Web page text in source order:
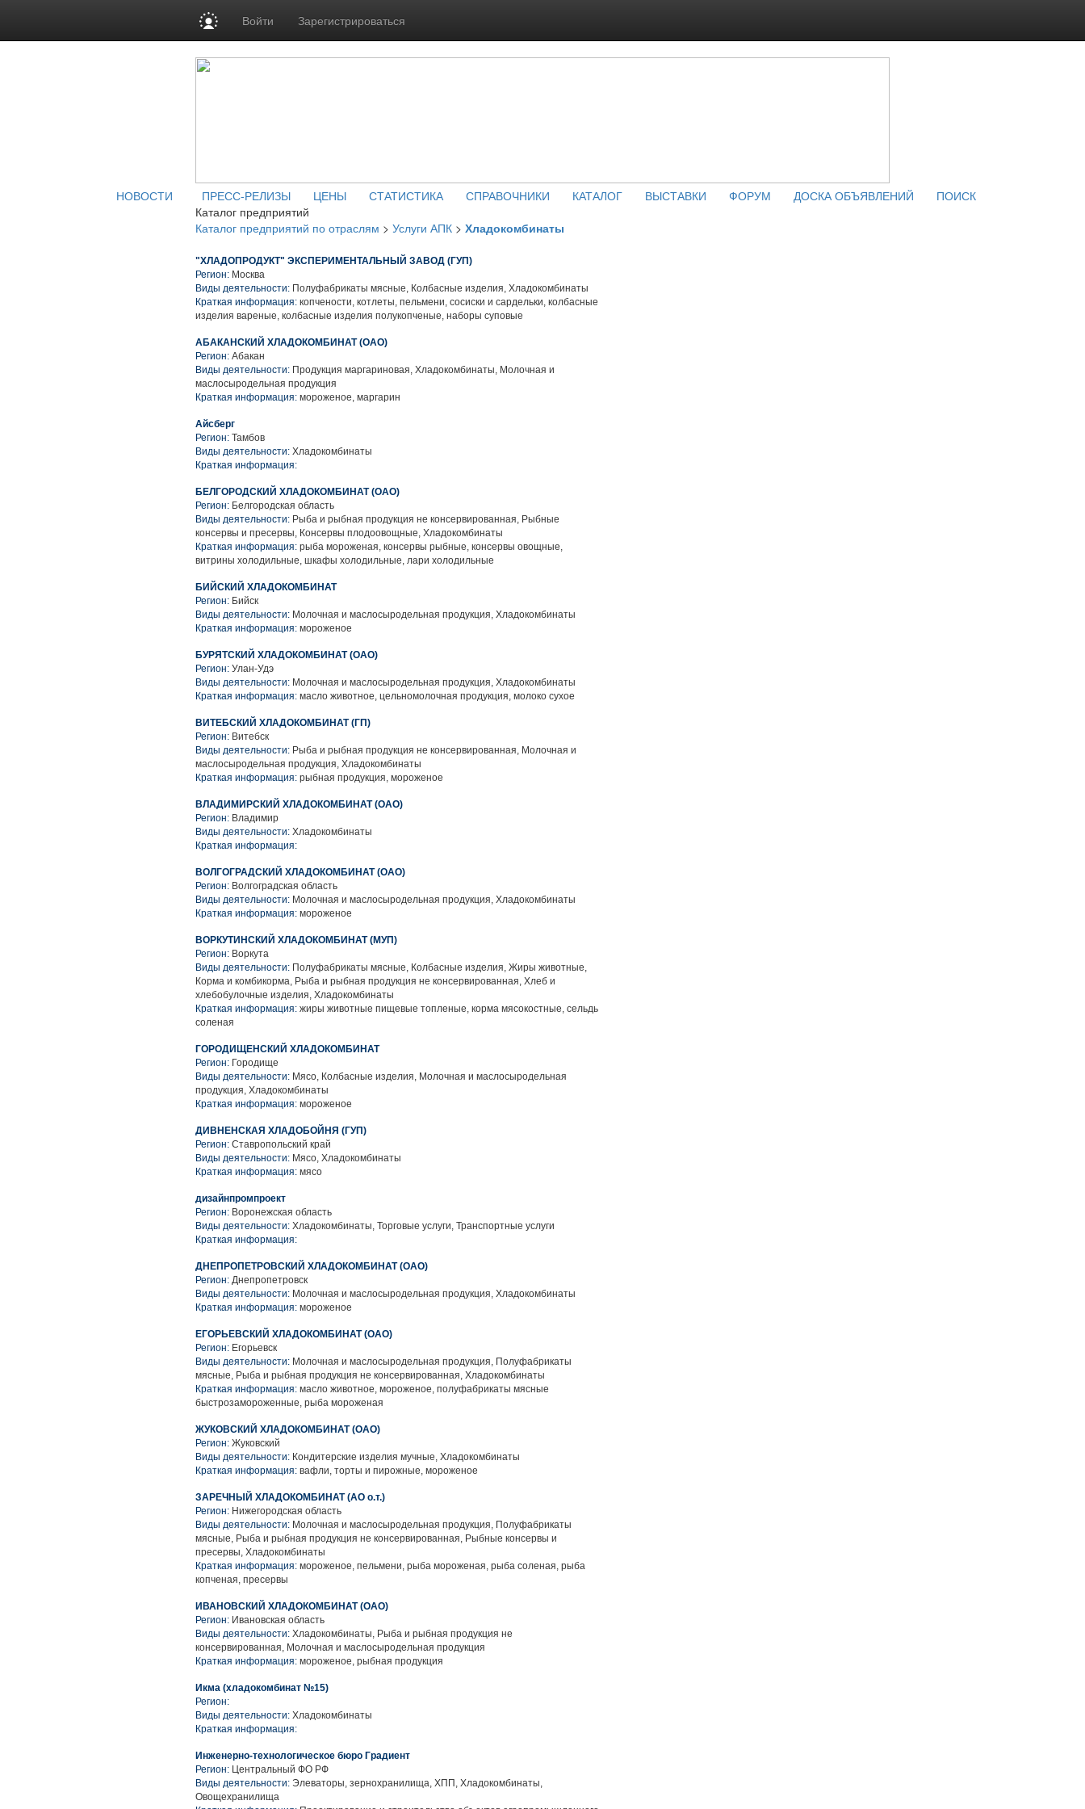
Войти Зарегистрироваться
НОВОСТИ ПРЕСС-РЕЛИЗЫ ЦЕНЫ СТАТИСТИКА СПРАВОЧНИКИ КАТАЛОГ ВЫСТАВКИ ФОРУМ ДОСКА ОБЪЯВЛЕНИЙ
ПОИСК
Каталог предприятий
Каталог предприятий по отраслям > Услуги АПК > Хладокомбинаты
"ХЛАДОПРОДУКТ" ЭКСПЕРИМЕНТАЛЬНЫЙ ЗАВОД (ГУП)
Регион: Москва
Виды деятельности: Полуфабрикаты мясные, Колбасные изделия, Хладокомбинаты
Краткая информация: копчености, котлеты, пельмени, сосиски и сардельки, колбасные
изделия вареные, колбасные изделия полукопченые, наборы суповые
АБАКАНСКИЙ ХЛАДОКОМБИНАТ (ОАО)
Регион: Абакан
Виды деятельности: Продукция маргариновая, Хладокомбинаты, Молочная и
маслосыродельная продукция
Краткая информация: мороженое, маргарин
Айсберг
Регион: Тамбов
Виды деятельности: Хладокомбинаты
Краткая информация:
БЕЛГОРОДСКИЙ ХЛАДОКОМБИНАТ (ОАО)
Регион: Белгородская область
Виды деятельности: Рыба и рыбная продукция не консервированная, Рыбные
консервы и пресервы, Консервы плодоовощные, Хладокомбинаты
Краткая информация: рыба мороженая, консервы рыбные, консервы овощные,
витрины холодильные, шкафы холодильные, лари холодильные
БИЙСКИЙ ХЛАДОКОМБИНАТ
Регион: Бийск
Виды деятельности: Молочная и маслосыродельная продукция, Хладокомбинаты
Краткая информация: мороженое
БУРЯТСКИЙ ХЛАДОКОМБИНАТ (ОАО)
Регион: Улан-Удэ
Виды деятельности: Молочная и маслосыродельная продукция, Хладокомбинаты
Краткая информация: масло животное, цельномолочная продукция, молоко сухое
ВИТЕБСКИЙ ХЛАДОКОМБИНАТ (ГП)
Регион: Витебск
Виды деятельности: Рыба и рыбная продукция не консервированная, Молочная и
маслосыродельная продукция, Хладокомбинаты
Краткая информация: рыбная продукция, мороженое
ВЛАДИМИРСКИЙ ХЛАДОКОМБИНАТ (ОАО)
Регион: Владимир
Виды деятельности: Хладокомбинаты
Краткая информация:
ВОЛГОГРАДСКИЙ ХЛАДОКОМБИНАТ (ОАО)
Регион: Волгоградская область
Виды деятельности: Молочная и маслосыродельная продукция, Хладокомбинаты
Краткая информация: мороженое
ВОРКУТИНСКИЙ ХЛАДОКОМБИНАТ (МУП)
Регион: Воркута
Виды деятельности: Полуфабрикаты мясные, Колбасные изделия, Жиры животные,
Корма и комбикорма, Рыба и рыбная продукция не консервированная, Хлеб и
хлебобулочные изделия, Хладокомбинаты
Краткая информация: жиры животные пищевые топленые, корма мясокостные, сельдь
соленая
ГОРОДИЩЕНСКИЙ ХЛАДОКОМБИНАТ
Регион: Городище
Виды деятельности: Мясо, Колбасные изделия, Молочная и маслосыродельная
продукция, Хладокомбинаты
Краткая информация: мороженое
ДИВНЕНСКАЯ ХЛАДОБОЙНЯ (ГУП)
Регион: Ставропольский край
Виды деятельности: Мясо, Хладокомбинаты
Краткая информация: мясо
дизайнпромпроект
Регион: Воронежская область
Виды деятельности: Хладокомбинаты, Торговые услуги, Транспортные услуги
Краткая информация:
ДНЕПРОПЕТРОВСКИЙ ХЛАДОКОМБИНАТ (ОАО)
Регион: Днепропетровск
Виды деятельности: Молочная и маслосыродельная продукция, Хладокомбинаты
Краткая информация: мороженое
ЕГОРЬЕВСКИЙ ХЛАДОКОМБИНАТ (ОАО)
Регион: Егорьевск
Виды деятельности: Молочная и маслосыродельная продукция, Полуфабрикаты
мясные, Рыба и рыбная продукция не консервированная, Хладокомбинаты
Краткая информация: масло животное, мороженое, полуфабрикаты мясные
быстрозамороженные, рыба мороженая
ЖУКОВСКИЙ ХЛАДОКОМБИНАТ (ОАО)
Регион: Жуковский
Виды деятельности: Кондитерские изделия мучные, Хладокомбинаты
Краткая информация: вафли, торты и пирожные, мороженое
ЗАРЕЧНЫЙ ХЛАДОКОМБИНАТ (АО о.т.)
Регион: Нижегородская область
Виды деятельности: Молочная и маслосыродельная продукция, Полуфабрикаты
мясные, Рыба и рыбная продукция не консервированная, Рыбные консервы и
пресервы, Хладокомбинаты
Краткая информация: мороженое, пельмени, рыба мороженая, рыба соленая, рыба
копченая, пресервы
ИВАНОВСКИЙ ХЛАДОКОМБИНАТ (ОАО)
Регион: Ивановская область
Виды деятельности: Хладокомбинаты, Рыба и рыбная продукция не
консервированная, Молочная и маслосыродельная продукция
Краткая информация: мороженое, рыбная продукция
Икма (хладокомбинат №15)
Регион:
Виды деятельности: Хладокомбинаты
Краткая информация:
Инженерно-технологическое бюро Градиент
Регион: Центральный ФО РФ
Виды деятельности: Элеваторы, зернохранилища, ХПП, Хладокомбинаты,
Овощехранилища